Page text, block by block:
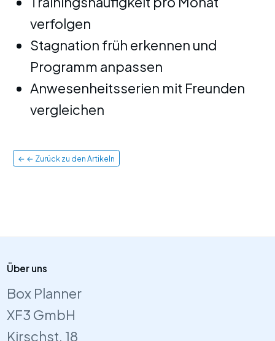
verfolgen
Stagnation früh erkennen und
Programm anpassen
Anwesenheitsserien mit Freunden
vergleichen
← ← Zurück zu den Artikeln
Über uns
Box Planner
XF3 GmbH
Kirschst. 18